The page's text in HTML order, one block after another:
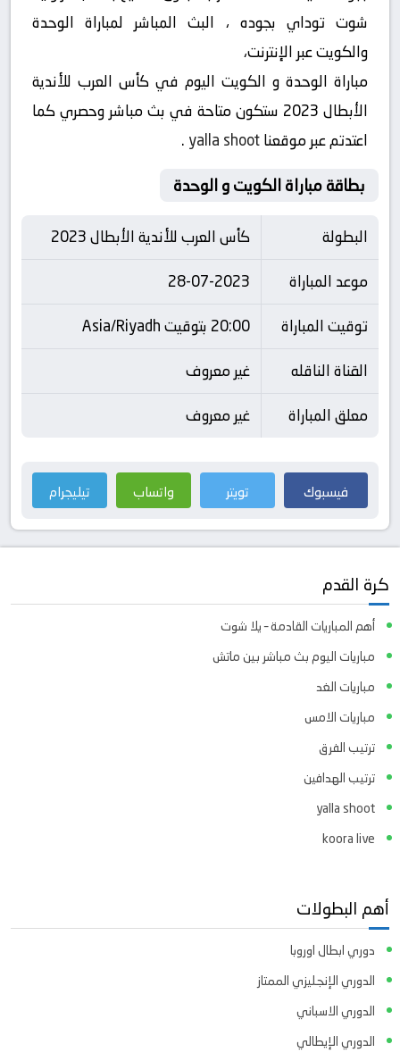
شوت توداي بجوده ، البث المباشر لمباراة الوحدة
والكويت عبر الإنترنت،
مباراة الوحدة و الكويت اليوم في كأس العرب للأندية
الأبطال 2023 ستكون متاحة في بث مباشر وحصري كما
اعتدتم عبر موقعناyalla shoot
.
بطاقة مباراة الكويت و الوحدة
البطولة
كأس العرب للأندية الأبطال 2023
موعد المباراة
28-07-2023
توقيت المباراة
20:00 بتوقيت Asia/Riyadh
القناة الناقله
غير معروف
معلق المباراة
غير معروف
فيسبوك تويتر واتساب تيليجرام
كرة القدم
أهم المباريات القادمة – يلا شوت
مباريات اليوم بث مباشر بين ماتش
مباريات الغد
مباريات الامس
ترتيب الفرق
ترتيب الهدافين
yalla shoot
koora live
أهم البطولات
دوري ابطال اوروبا
الدوري الإنجليزي الممتاز
الدوري الاسباني
الدوري الإيطالي